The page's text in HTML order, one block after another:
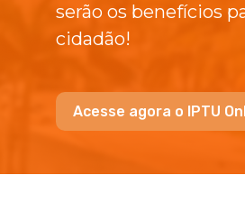
serão os benefícios
cidadão!
Acesse agora o IPTU